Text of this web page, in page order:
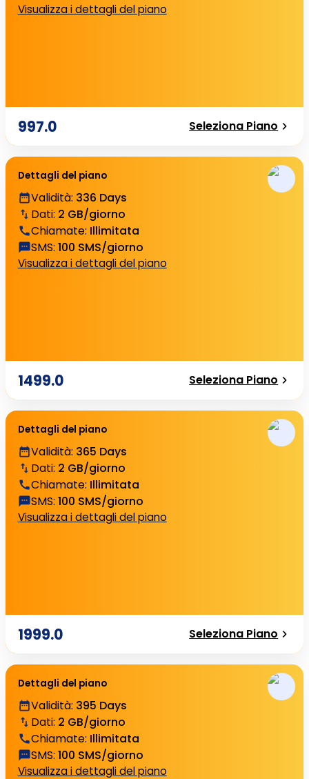
Visualizza i dettagli del piano
997.0 Seleziona Piano
Dettagli del piano
Validità: 336 Days
Dati: 2 GB/giorno
Chiamate: Illimitata
SMS: 100 SMS/giorno
Visualizza i dettagli del piano
1499.0 Seleziona Piano
Dettagli del piano
Validità: 365 Days
Dati: 2 GB/giorno
Chiamate: Illimitata
SMS: 100 SMS/giorno
Visualizza i dettagli del piano
1999.0 Seleziona Piano
Dettagli del piano
Validità: 395 Days
Dati: 2 GB/giorno
Chiamate: Illimitata
SMS: 100 SMS/giorno
Visualizza i dettagli del piano